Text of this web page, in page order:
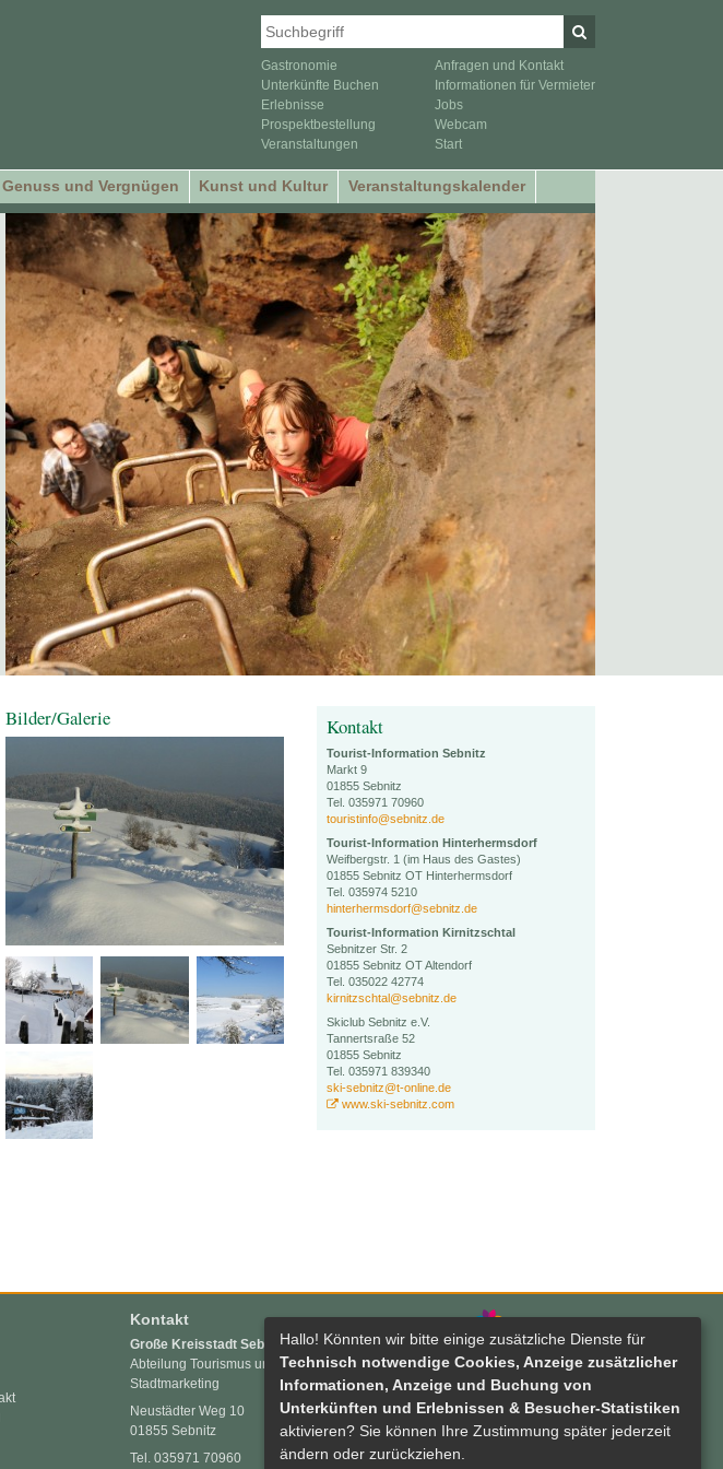
Gastronomie
Unterkünfte Buchen
Erlebnisse
Prospektbestellung
Veranstaltungen
Anfragen und Kontakt
Informationen für Vermieter
Jobs
Webcam
Start
Genuss und Vergnügen Kunst und Kultur Veranstaltungskalender
Bilder/Galerie Kontakt
Tourist-Information Sebnitz
Markt 9
01855 Sebnitz
Tel. 035971 70960
touristinfo@sebnitz.de
Tourist-Information Hinterhermsdorf
Weifbergstr. 1 (im Haus des Gastes)
01855 Sebnitz OT Hinterhermsdorf
Tel. 035974 5210
hinterhermsdorf@sebnitz.de
Tourist-Information Kirnitzschtal
Sebnitzer Str. 2
01855 Sebnitz OT Altendorf
Tel. 035022 42774
kirnitzschtal@sebnitz.de
Skiclub Sebnitz e.V.
Tannertsraße 52
01855 Sebnitz
Tel. 035971 839340
ski-sebnitz@t-online.de
www.ski-sebnitz.com
Kontakt
Große Kreisstadt Sebnitz
Abteilung Tourismus und
Stadtmarketing
Neustädter Weg 10
01855 Sebnitz
Tel. 035971 70960
Tourismus in Sebnitz
Hallo! Könnten wir bitte einige zusätzliche Dienste für
Technisch notwendige Cookies, Anzeige zusätzlicher
Informationen, Anzeige und Buchung von
Unterkünften und Erlebnissen & Besucher-Statistiken
aktivieren? Sie können Ihre Zustimmung später jederzeit
ändern oder zurückziehen.